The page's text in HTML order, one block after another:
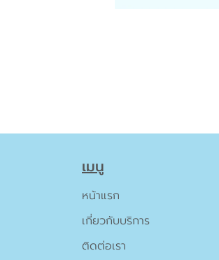
เมนู
หน้าแรก
เกี่ยวกับบริการ
ติดต่อเรา